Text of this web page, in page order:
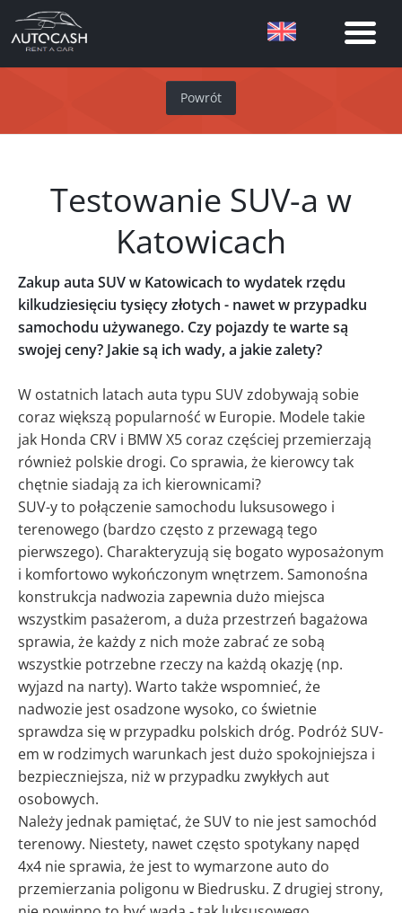
Powrót
Testowanie SUV-a w
Katowicach
Zakup auta SUV w Katowicach to wydatek rzędu
kilkudziesięciu tysięcy złotych - nawet w przypadku
samochodu używanego. Czy pojazdy te warte są
swojej ceny? Jakie są ich wady, a jakie zalety?
W ostatnich latach auta typu SUV zdobywają sobie
coraz większą popularność w Europie. Modele takie
jak Honda CRV i BMW X5 coraz częściej przemierzają
również polskie drogi. Co sprawia, że kierowcy tak
chętnie siadają za ich kierownicami?
SUV-y to połączenie samochodu luksusowego i
terenowego (bardzo często z przewagą tego
pierwszego). Charakteryzują się bogato wyposażonym
i komfortowo wykończonym wnętrzem. Samonośna
konstrukcja nadwozia zapewnia dużo miejsca
wszystkim pasażerom, a duża przestrzeń bagażowa
sprawia, że każdy z nich może zabrać ze sobą
wszystkie potrzebne rzeczy na każdą okazję (np.
wyjazd na narty). Warto także wspomnieć, że
nadwozie jest osadzone wysoko, co świetnie
sprawdza się w przypadku polskich dróg. Podróż SUV-
em w rodzimych warunkach jest dużo spokojniejsza i
bezpieczniejsza, niż w przypadku zwykłych aut
osobowych.
Należy jednak pamiętać, że SUV to nie jest samochód
terenowy. Niestety, nawet często spotykany napęd
4x4 nie sprawia, że jest to wymarzone auto do
przemierzania poligonu w Biedrusku. Z drugiej strony,